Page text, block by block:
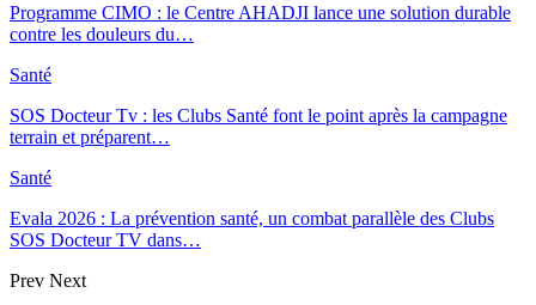
Programme CIMO : le Centre AHADJI lance une solution durable
contre les douleurs du…
Santé
SOS Docteur Tv : les Clubs Santé font le point après la campagne
terrain et préparent…
Santé
Evala 2026 : La prévention santé, un combat parallèle des Clubs
SOS Docteur TV dans…
Prev Next